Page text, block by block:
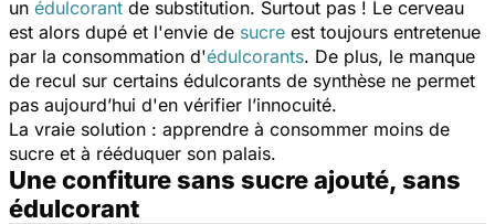
un édulcorant de substitution. Surtout pas ! Le cerveau
est alors dupé et l'envie de sucre est toujours entretenue
par la consommation d'édulcorants. De plus, le manque
de recul sur certains édulcorants de synthèse ne permet
pas aujourd’hui d'en vérifier l’innocuité.
La vraie solution : apprendre à consommer moins de
sucre et à rééduquer son palais.
Une confiture sans sucre ajouté, sans
édulcorant